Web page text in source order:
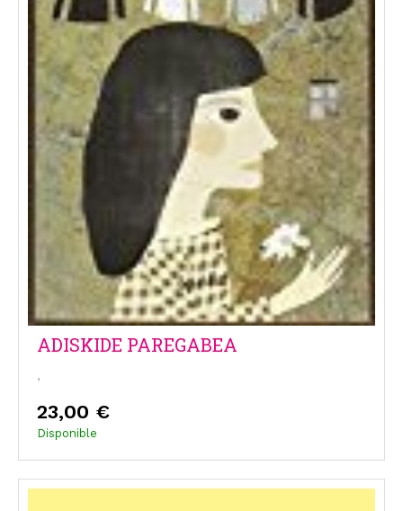
ADISKIDE PAREGABEA
,
23,00 €
Disponible